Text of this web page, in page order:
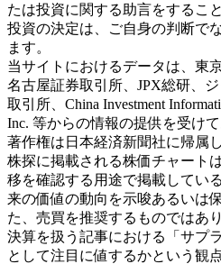
たは投資に関する助言をするこ
投資の決定は、ご自身の判断で
ます。
当サイトにおけるデータは、東
名古屋証券取引所、JPX総研、
取引所、China Investment
Inc. 等からの情報の提供を受け
著作権は日本経済新聞社に帰属し
株探に掲載される株価チャート
移を確認する用途で掲載してい
来の価値の動向を示唆あるいは
た、売買を推奨するものではあ
決算を扱う記事における「サプ
として注目に値するかという観